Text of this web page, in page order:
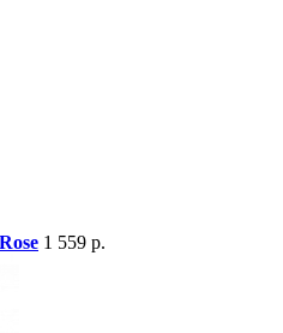
1 559 р.